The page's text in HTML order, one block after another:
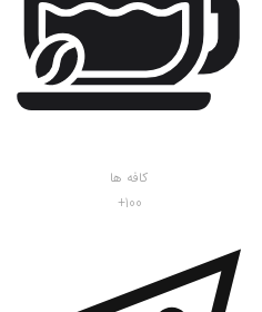
کافه ها
100